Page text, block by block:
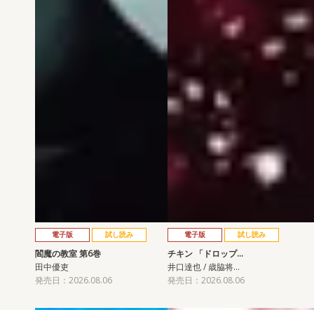
電子版 試し読み
閻魔の教室 第6巻
田中優吏
発売日：2026.08.06
電子版 試し読み
チキン 「ドロップ…
井口達也 / 歳脇将…
発売日：2026.08.06